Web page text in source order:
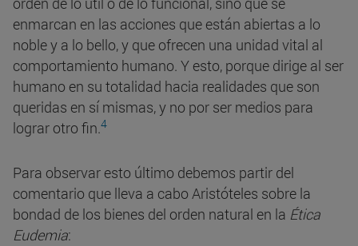
enmarcan en las acciones que están abiertas a lo
noble y a lo bello, y que ofrecen una unidad vital al
comportamiento humano. Y esto, porque dirige al ser
humano en su totalidad hacia realidades que son
queridas en sí mismas, y no por ser medios para
lograr otro fin.4
Para observar esto último debemos partir del
comentario que lleva a cabo Aristóteles sobre la
bondad de los bienes del orden natural en la Ética
Eudemia: